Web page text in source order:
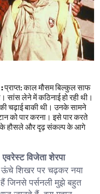
:प्राप्त: काल मौसम बिल्कुल साफ
लेने में कठिनाई हो रही थी।
चढ़ाई बाकी थी। उनके सामने
को पार करना। इसे पार करते
हौसले और दृढ़ संकल्प के आगे
विजेता शेरपा
शिखर पर चढ़कर नया
जिनसे पर्सनली मुझे बहुत